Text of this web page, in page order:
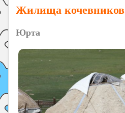
Жилища кочевников
Юрта